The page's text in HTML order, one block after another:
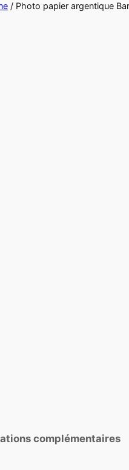
/ Photo papier argentique
complémentaires